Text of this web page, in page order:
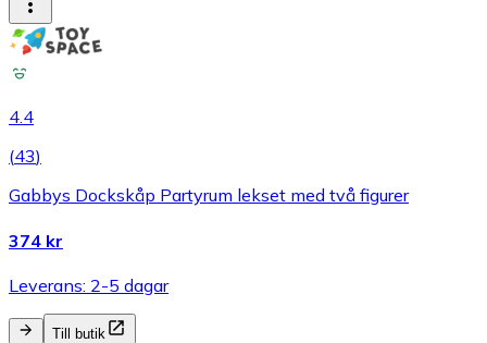
4.4
(43)
Gabbys Dockskåp Partyrum lekset med två figurer
374 kr
Leverans: 2-5 dagar
Till butik